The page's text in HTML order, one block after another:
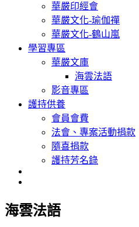
華嚴印經會
華嚴文化-瑜伽禪
華嚴文化-鶴山嵐
學習專區
華嚴文庫
海雲法語
影音專區
護持供養
會員會費
法會、專案活動捐款
隨喜捐款
護持芳名錄
海雲法語